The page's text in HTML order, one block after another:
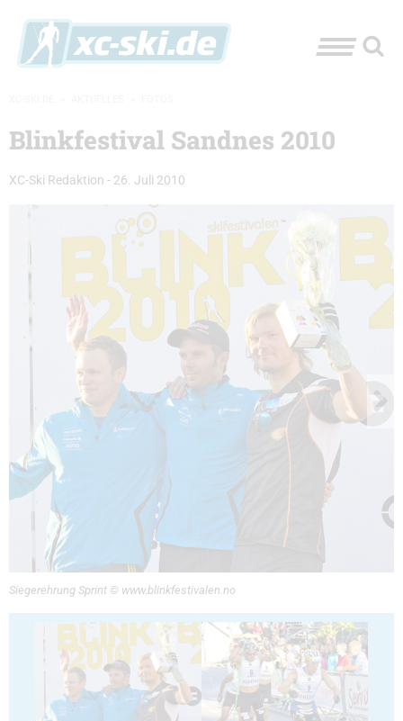
Blinkfestival Sandnes 2010
XC-Ski Redaktion - 26. Juli 2010
Siegerehrung Sprint © www.blinkfestivalen.no